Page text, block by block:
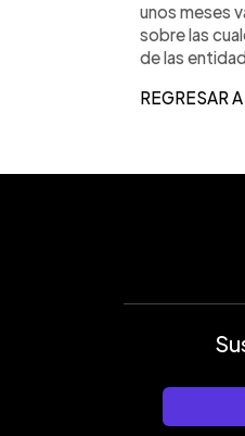
unos meses
sobre las
de las
REGRESAR